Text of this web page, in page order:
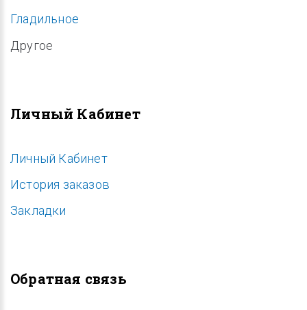
Гладильное
Другое
Личный Кабинет
Личный Кабинет
История заказов
Закладки
Обратная связь